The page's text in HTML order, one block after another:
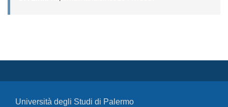
Università degli Studi di Palermo